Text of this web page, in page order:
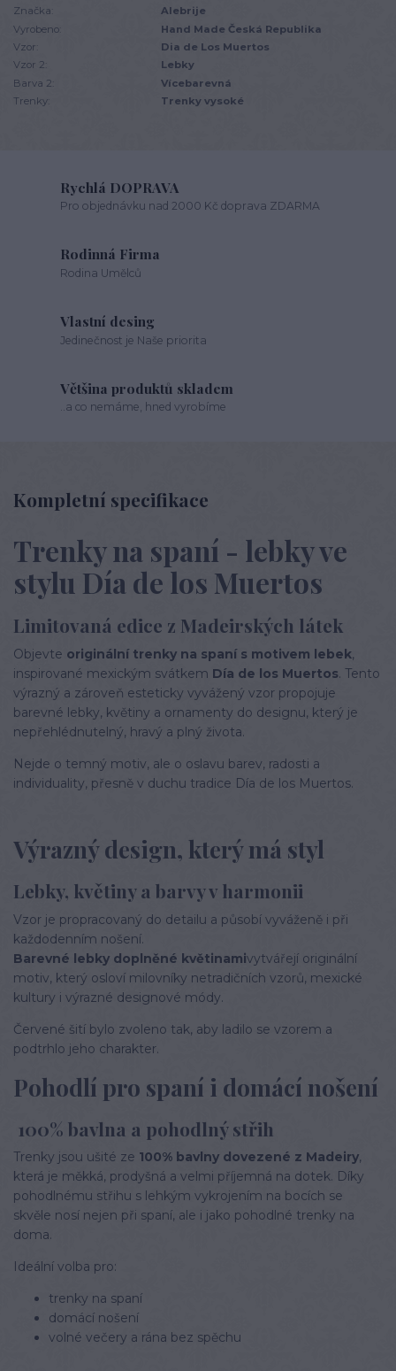
Značka:
Alebrije
Vyrobeno:
Hand Made Česká Republika
Vzor:
Dia de Los Muertos
Vzor 2:
Lebky
Barva 2:
Vícebarevná
Trenky:
Trenky vysoké
Rychlá DOPRAVA
Pro objednávku nad 2000 Kč doprava ZDARMA
Rodinná Firma
Rodina Umělců
Vlastní desing
Jedinečnost je Naše priorita
Většina produktů skladem
..a co nemáme, hned vyrobíme
Kompletní specifikace
Trenky na spaní - lebky ve
stylu Día de los Muertos
Limitovaná edice z Madeirských látek
Objevte originální trenky na spaní s motivem lebek,
inspirované mexickým svátkem Día de los Muertos. Tento
výrazný a zároveň esteticky vyvážený vzor propojuje
barevné lebky, květiny a ornamenty do designu, který je
nepřehlédnutelný, hravý a plný života.
Nejde o temný motiv, ale o oslavu barev, radosti a
individuality, přesně v duchu tradice Día de los Muertos.
Výrazný design, který má styl
Lebky, květiny a barvy v harmonii
Vzor je propracovaný do detailu a působí vyváženě i při
každodenním nošení.
Barevné lebky doplněné květinamivytvářejí originální
motiv, který osloví milovníky netradičních vzorů, mexické
kultury i výrazné designové módy.
Červené šití bylo zvoleno tak, aby ladilo se vzorem a
podtrhlo jeho charakter.
Pohodlí pro spaní i domácí nošení
100% bavlna a pohodlný střih
Trenky jsou ušité ze 100% bavlny dovezené z Madeiry,
která je měkká, prodyšná a velmi příjemná na dotek. Díky
pohodlnému střihu s lehkým vykrojením na bocích se
skvěle nosí nejen při spaní, ale i jako pohodlné trenky na
doma.
Ideální volba pro:
trenky na spaní
domácí nošení
volné večery a rána bez spěchu